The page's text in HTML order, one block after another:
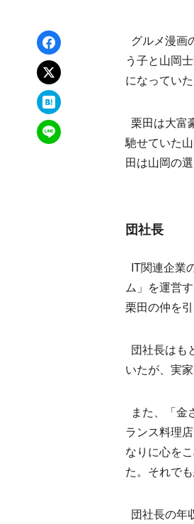
Facebookでシェア
xでポスト
はてなブックマーク
LINEで送る
グルメ漫画
う子と山岡
になっていた
栗田は大富
馳せていた
田は山岡の
団社長
IT関連企業
ム」を運営
栗田の仲を
団社長はも
いたが、実
また、「金
ランス料理
なりに心を
た。それで
団社長の年